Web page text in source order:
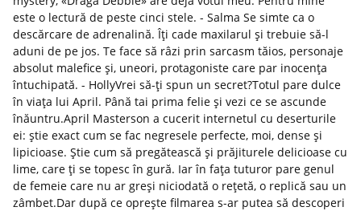
este o lectură de peste cinci stele. - Salma Se simte ca o
descărcare de adrenalină. Îți cade maxilarul și trebuie să-l
aduni de pe jos. Te face să râzi prin sarcasm tăios, personaje
absolut malefice și, uneori, protagoniste care par inocența
întuchipată. - HollyVrei să-ți spun un secret?Totul pare dulce
în viața lui April. Până tai prima felie și vezi ce se ascunde
înăuntru.April Masterson a cucerit internetul cu deserturile
ei: știe exact cum se fac negresele perfecte, moi, dense și
lipicioase. Știe cum să pregătească și prăjiturele delicioase cu
lime, care ți se topesc în gură. Iar în fața tuturor pare genul
de femeie care nu ar greși niciodată o rețetă, o replică sau un
zâmbet.Dar după ce oprește filmarea s-ar putea să descoperi